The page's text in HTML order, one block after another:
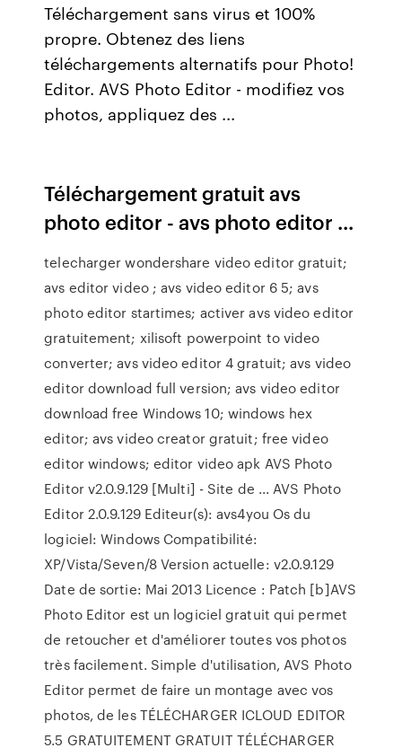
Téléchargement sans virus et 100%
propre. Obtenez des liens
téléchargements alternatifs pour Photo!
Editor. AVS Photo Editor - modifiez vos
photos, appliquez des ...
Téléchargement gratuit avs
photo editor - avs photo editor ...
telecharger wondershare video editor gratuit;
avs editor video ; avs video editor 6 5; avs
photo editor startimes; activer avs video editor
gratuitement; xilisoft powerpoint to video
converter; avs video editor 4 gratuit; avs video
editor download full version; avs video editor
download free Windows 10; windows hex
editor; avs video creator gratuit; free video
editor windows; editor video apk AVS Photo
Editor v2.0.9.129 [Multi] - Site de ... AVS Photo
Editor 2.0.9.129 Editeur(s): avs4you Os du
logiciel: Windows Compatibilité:
XP/Vista/Seven/8 Version actuelle: v2.0.9.129
Date de sortie: Mai 2013 Licence : Patch [b]AVS
Photo Editor est un logiciel gratuit qui permet
de retoucher et d'améliorer toutes vos photos
très facilement. Simple d'utilisation, AVS Photo
Editor permet de faire un montage avec vos
photos, de les TÉLÉCHARGER ICLOUD EDITOR
5.5 GRATUITEMENT GRATUIT TÉLÉCHARGER